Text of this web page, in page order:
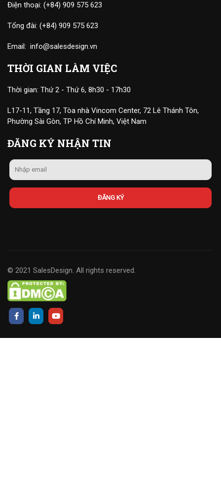
Điện thoại: (+84) 909 575 623
Tổng đài: (+84) 909 575 623
Email: info@salesdesign.vn
THỜI GIAN LÀM VIỆC
Thời gian: Thứ 2 - Thứ 6, 8h30 - 17h30
L17-11, Tầng 17, Tòa nhà Vincom Center, 72 Lê Thánh Tôn,
Phường Sài Gòn, TP Hồ Chí Minh, Việt Nam
ĐĂNG KÝ NHẬN TIN
© 2021 SalesDesign. All rights reserved.